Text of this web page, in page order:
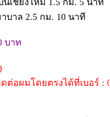
บาล 2.5 กม. 10 นาที
บาท
ต่อผมโดยตรงได้ที่เบอร์ :